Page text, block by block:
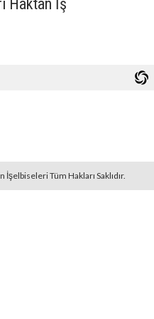
Haktan İş
Tüm Hakları Saklıdır.